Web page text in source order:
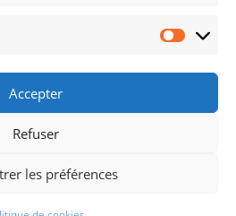
Accepter
Refuser
les préférences